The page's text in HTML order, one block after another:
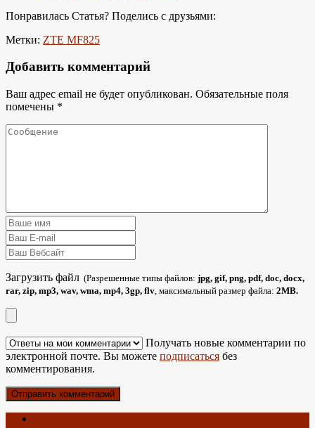
Понравилась Статья? Поделись с друзьями:
Метки: ZTE MF825
Добавить комментарий
Ваш адрес email не будет опубликован. Обязательные поля
помечены *
Загрузить файл (Разрешенные типы файлов: jpg, gif, png, pdf, doc, docx,
rar, zip, mp3, wav, wma, mp4, 3gp, flv, максимальный размер файла: 2MB.
Получать новые комментарии по
электронной почте. Вы можете подписаться без
комментирования.